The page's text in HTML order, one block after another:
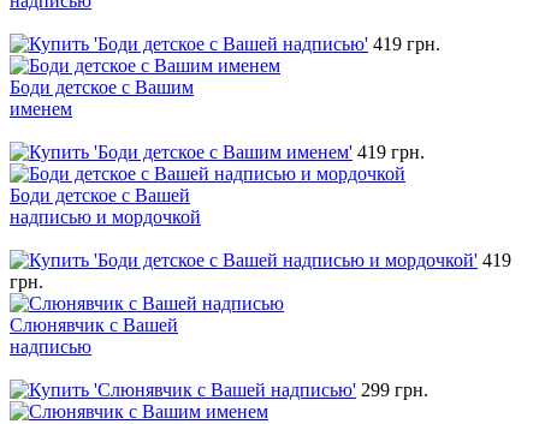
419 грн.
Боди детское с Вашим
именем
419 грн.
Боди детское с Вашей
надписью и мордочкой
419
грн.
Слюнявчик с Вашей
надписью
299 грн.